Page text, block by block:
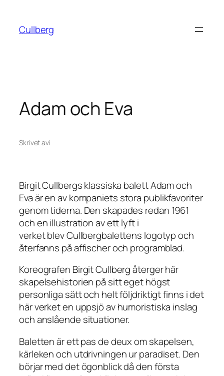
innehåll
Cullberg
Adam och Eva
Skrivet avi
Birgit Cullbergs klassiska balettAdam och
Evaär en av kompaniets stora publikfavoriter
genom tiderna. Den skapades redan 1961
och en illustration av ett lyft i
verket blev Cullbergbalettens logotyp och
återfanns på affischer och programblad.
Koreografen Birgit Cullberg återger här
skapelsehistorien på sitt eget högst
personliga sätt och helt följdriktigt finns i det
här verket en uppsjö av humoristiska inslag
och anslående situationer.
Baletten är ett pas de deux om skapelsen,
kärleken och utdrivningen ur paradiset. Den
börjar med det ögonblick då den första